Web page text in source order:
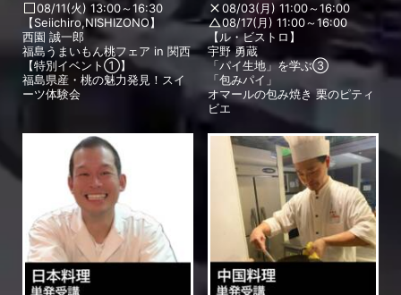
08/11(火) 13:00～16:30
【Seiichiro,NISHIZONO】
西園 誠一郎
福島うまいもん桃フェア in 関西
【特別イベント①】
福島県産・桃の魅力発見！スイ
ーツ体験会
08/03(月) 11:00～16:00
08/17(月) 11:00～16:00
【ル・ビストロ】
宇野 勇蔵
「パイ生地」を学ぶ③
「包みパイ」
オマールの包み焼き 栗のピティ
ビエ